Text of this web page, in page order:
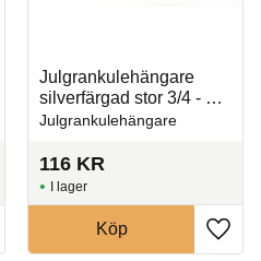
till i favoriter
Julgrankulehängare
silverfärgad stor 3/4 - 10
st
Julgrankulehängare
116 KR
Lägg
I lager
Köp